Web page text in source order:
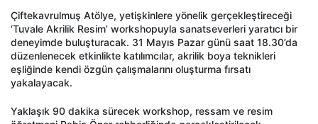
Çiftekavrulmuş Atölye, yetişkinlere yönelik gerçekleştireceği
‘Tuvale Akrilik Resim’ workshopuyla sanatseverleri yaratıcı bir
deneyimde buluşturacak. 31 Mayıs Pazar günü saat 18.30’da
düzenlenecek etkinlikte katılımcılar, akrilik boya teknikleri
eşliğinde kendi özgün çalışmalarını oluşturma fırsatı
yakalayacak.
Yaklaşık 90 dakika sürecek workshop, ressam ve resim